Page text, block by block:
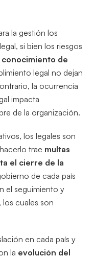
la gestión los
si bien los riesgos
de
legal no dejan
la ocurrencia
impacta
de la organización.
los legales son
trae multas
el cierre de la
de cada país
el seguimiento y
cuales son
en cada país y
la evolución del